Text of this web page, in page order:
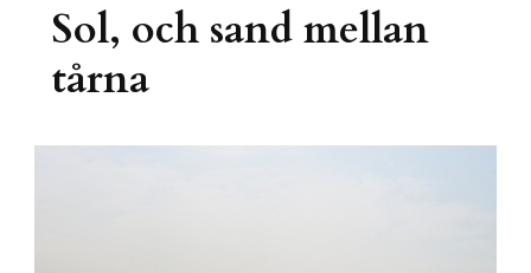
Sol, och sand mellan
tårna